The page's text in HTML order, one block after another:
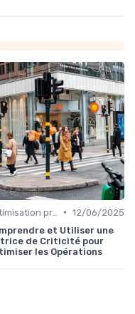
• 12/06/2025
et Utiliser une
de Criticité pour
les Opérations